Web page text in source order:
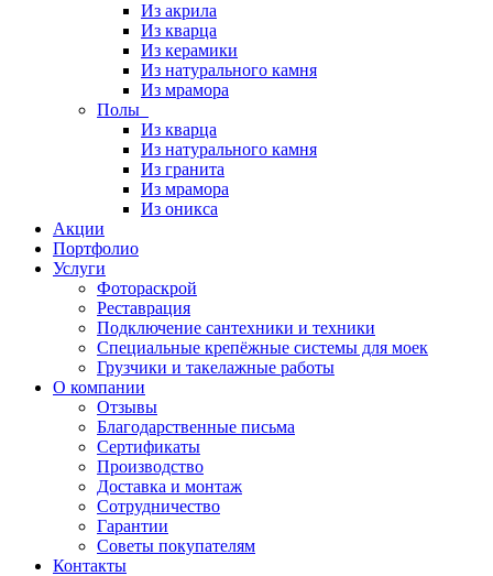
Из акрила
Из кварца
Из керамики
Из натурального камня
Из мрамора
Полы
Из кварца
Из натурального камня
Из гранита
Из мрамора
Из оникса
Акции
Портфолио
Услуги
Фотораскрой
Реставрация
Подключение сантехники и техники
Специальные крепёжные системы для моек
Грузчики и такелажные работы
О компании
Отзывы
Благодарственные письма
Сертификаты
Производство
Доставка и монтаж
Сотрудничество
Гарантии
Советы покупателям
Контакты